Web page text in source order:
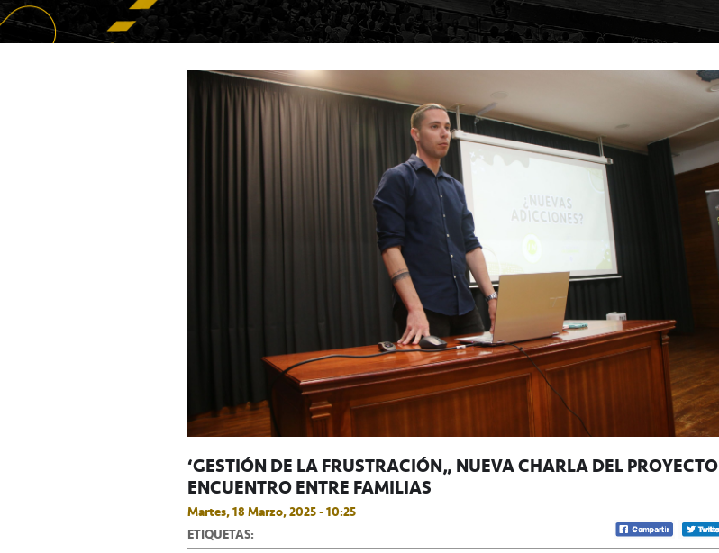
‘GESTIÓN DE LA FRUSTRACIÓN’, NUEVA CHARLA DEL PROYECTO
ENCUENTRO ENTRE FAMILIAS
Martes, 18 Marzo, 2025 - 10:25
ETIQUETAS: